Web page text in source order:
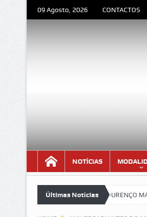
09 Agosto, 2026 CONTACTOS
NOTÍCIAS
Últimas Notícias
versão lindíssima!!! LOURENÇO